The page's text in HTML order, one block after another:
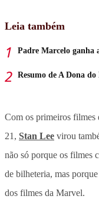
Leia também
Padre Marcelo ganha
Resumo de A Dona
Com os primeiros
21, Stan Lee virou
não só porque os filmes
de bilheteria, mas
dos filmes da Marvel.